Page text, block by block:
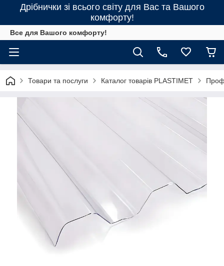
Дрібнички зі всього світу для Вас та Вашого
комфорту!
Все для Вашого комфорту!
Товари та послуги Каталог товарів PLASTIMET